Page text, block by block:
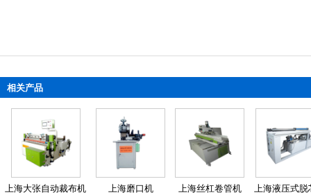
相关产品
上海大张自动裁布机 上海磨口机 上海丝杠卷管机 上海液压式脱